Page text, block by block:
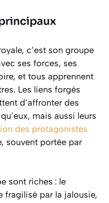
c’est son groupe
ses forces, ses
et tous apprennent
Les liens forgés
d’affronter des
mais aussi leurs
des protagonistes
souvent portée par
sont riches : le
fragilisé par la jalousie,